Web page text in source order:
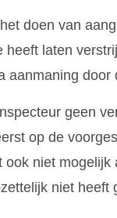
doen van
heeft laten
aanmaning
geen
op de
ook niet
niet